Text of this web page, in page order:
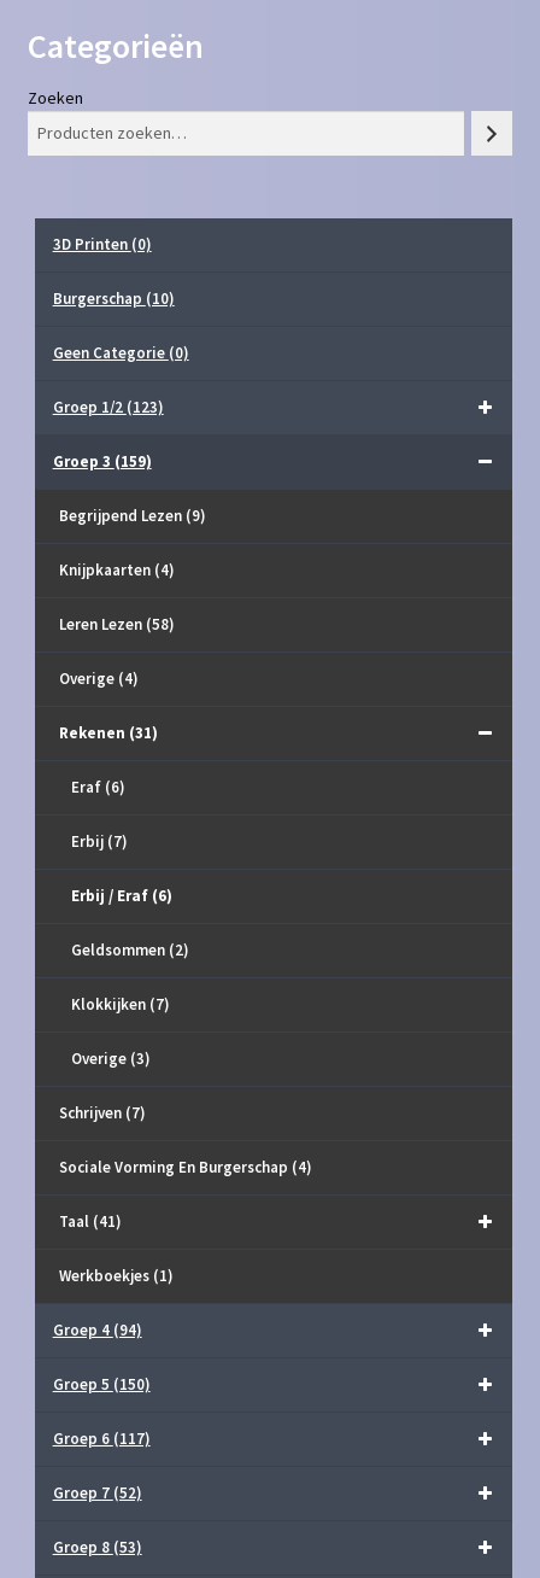
Categorieën
Zoeken
3D Printen (0)
Burgerschap (10)
Geen Categorie (0)
Groep 1/2 (123)
Groep 3 (159)
Begrijpend Lezen (9)
Knijpkaarten (4)
Leren Lezen (58)
Overige (4)
Rekenen (31)
Eraf (6)
Erbij (7)
Erbij / Eraf (6)
Geldsommen (2)
Klokkijken (7)
Overige (3)
Schrijven (7)
Sociale Vorming En Burgerschap (4)
Taal (41)
Werkboekjes (1)
Groep 4 (94)
Groep 5 (150)
Groep 6 (117)
Groep 7 (52)
Groep 8 (53)